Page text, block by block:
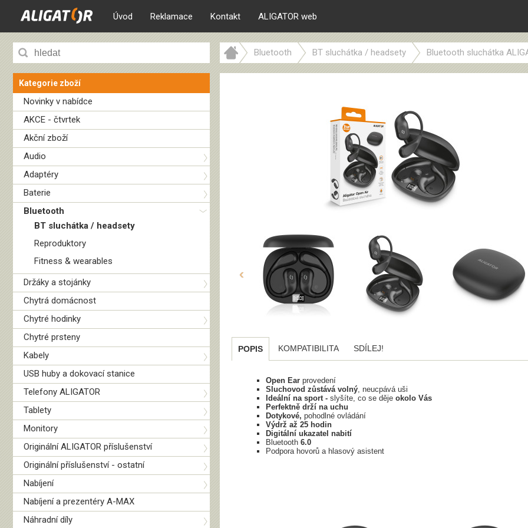
Úvod Reklamace Kontakt ALIGATOR web
Kategorie zboží
Novinky v nabídce
AKCE - čtvrtek
Akční zboží
Audio
Adaptéry
Baterie
Bluetooth
BT sluchátka / headsety
Reproduktory
Fitness & wearables
Držáky a stojánky
Chytrá domácnost
Chytré hodinky
Chytré prsteny
Kabely
USB huby a dokovací stanice
Telefony ALIGATOR
Tablety
Monitory
Originální ALIGATOR příslušenství
Originální příslušenství - ostatní
Nabíjení
Nabíjení a prezentéry A-MAX
Náhradní díly
Bluetooth BT sluchátka / headsety Bluetooth sluchátka
‹
POPIS KOMPATIBILITA SDÍLEJ!
Open Earprovedení
Sluchovod zůstává volný, neucpává uši
Ideální na sport -slyšíte, co se dějeokolo Vás
Perfektně drží na uchu
Dotykové, pohodlné ovládání
Výdrž až 25 hodin
Digitální ukazatel nabití
Bluetooth6.0
Podpora hovorů a hlasový asistent